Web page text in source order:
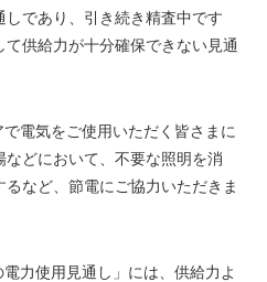
であり、引き続き精査中です
供給力が十分確保できない見通
電気をご使用いただく皆さまに
どにおいて、不要な照明を消
るなど、節電にご協力いただきま
力使用見通し」には、供給力よ